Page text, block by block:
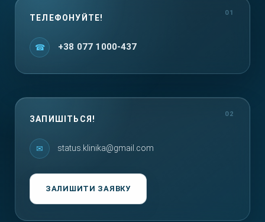
ТЕЛЕФОНУЙТЕ!
+38 077 1000-437
ЗАПИШІТЬСЯ!
status.klinika@gmail.com
ЗАЛИШИТИ ЗАЯВКУ